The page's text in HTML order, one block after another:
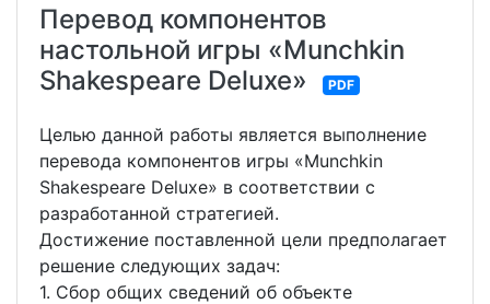
Перевод компонентов
настольной игры «Munchkin
Shakespeare Deluxe»
PDF
Целью данной работы является выполнение
перевода компонентов игры «Munchkin
Shakespeare Deluxe» в соответствии с
разработанной стратегией.
Достижение поставленной цели предполагает
решение следующих задач:
1. Сбор общих сведений об объекте